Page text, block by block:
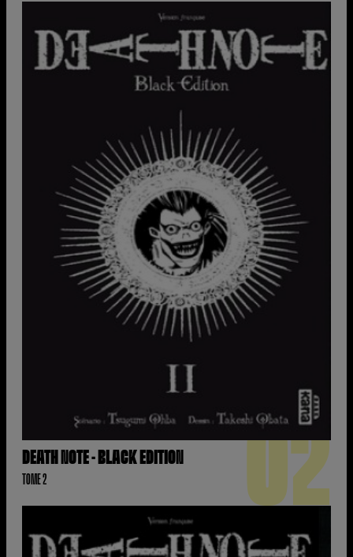
DEATH NOTE - BLACK EDITION
TOME 2 02